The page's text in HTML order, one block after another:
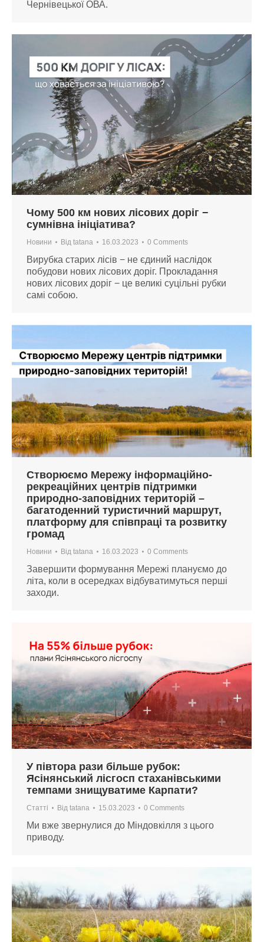
Чернівецької ОВА.
Чому 500 км нових лісових доріг −
сумнівна ініціатива?
Новини Від tatana 16.03.2023 0 Comments
Вирубка старих лісів − не єдиний наслідок
побудови нових лісових доріг. Прокладання
нових лісових доріг − це великі суцільні рубки
самі собою.
Створюємо Мережу інформаційно-
рекреаційних центрів підтримки
природно-заповідних територій –
багатоденний туристичний маршрут,
платформу для співпраці та розвитку
громад
Новини Від tatana 16.03.2023 0 Comments
Завершити формування Мережі плануємо до
літа, коли в осередках відбуватимуться перші
заходи.
У півтора рази більше рубок:
Ясінянський лісгосп стаханівськими
темпами знищуватиме Карпати?
Статті Від tatana 15.03.2023 0 Comments
Ми вже звернулися до Міндовкілля з цього
приводу.